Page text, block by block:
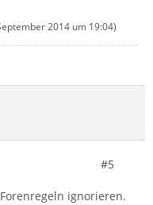
2014 um 19:04)
#5
ignorieren.